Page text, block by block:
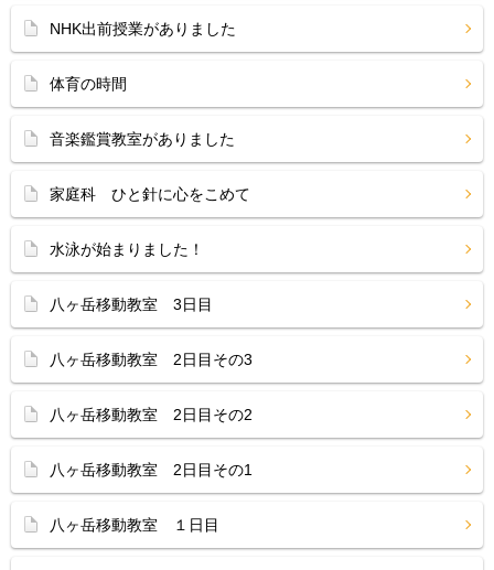
NHK出前授業がありました
体育の時間
音楽鑑賞教室がありました
家庭科 ひと針に心をこめて
水泳が始まりました！
八ヶ岳移動教室 3日目
八ヶ岳移動教室 2日目その3
八ヶ岳移動教室 2日目その2
八ヶ岳移動教室 2日目その1
八ヶ岳移動教室 １日目